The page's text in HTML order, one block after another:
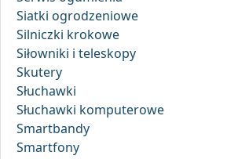
Siatki ogrodzeniowe
Silniczki krokowe
Siłowniki i teleskopy
Skutery
Słuchawki
Słuchawki komputerowe
Smartbandy
Smartfony